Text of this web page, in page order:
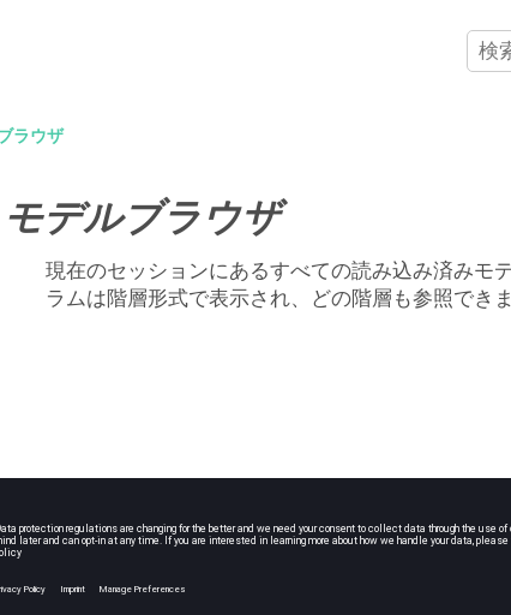
ラウザ
モデルブラウザ
現在のセッションにあるすべての読み込み済みモ
ラムは階層形式で表示され、どの階層も参照でき